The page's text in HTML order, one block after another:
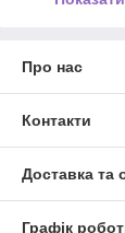
Про нас
Контакти
Доставка та
Графік